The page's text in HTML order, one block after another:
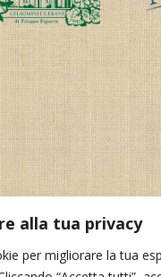
alla tua privacy
per migliorare la tua